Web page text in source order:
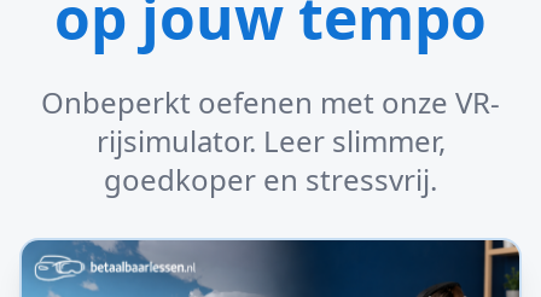
op jouw tempo
Onbeperkt oefenen met onze VR-
rijsimulator. Leer slimmer,
goedkoper en stressvrij.